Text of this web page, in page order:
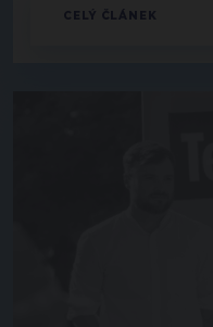
CELÝ ČLÁNEK